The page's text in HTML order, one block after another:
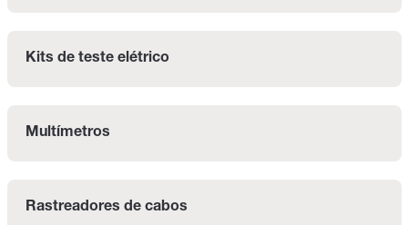
Kits de teste elétrico
Multímetros
Rastreadores de cabos